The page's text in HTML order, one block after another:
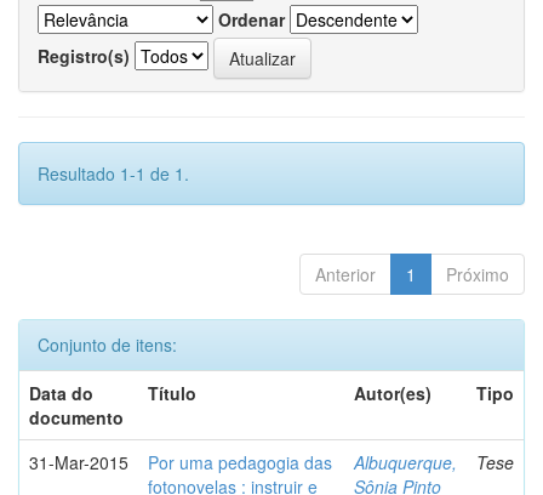
Ordenar
Registro(s)
Resultado 1-1 de 1.
Anterior 1 Próximo
Conjunto de itens:
Data do
documento
Título Autor(es) Tipo
31-Mar-2015
Por uma pedagogia das
fotonovelas : instruir e
Albuquerque,
Sônia Pinto
Tese